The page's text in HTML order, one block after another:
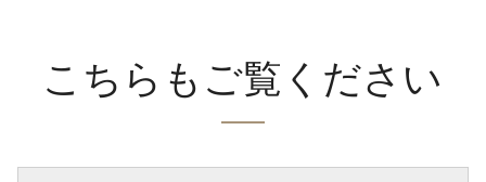
こちらもご覧ください